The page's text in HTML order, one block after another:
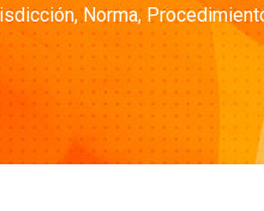
,Norma,